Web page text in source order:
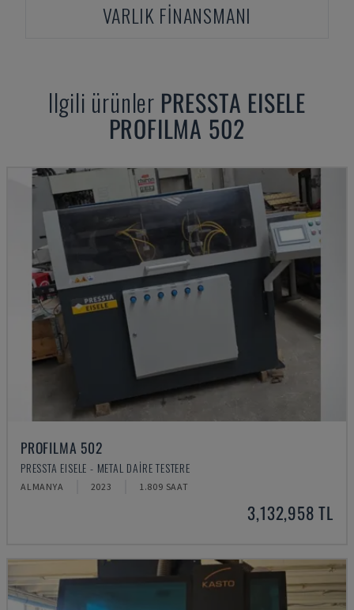
VARLIK FINANSMANI
Ilgili ürünler PRESSTA EISELE
PROFILMA 502
PROFILMA 502
PRESSTA EISELE - METAL DAIRE TESTERE
ALMANYA 2023 1.809 SAAT
3,132,958 TL